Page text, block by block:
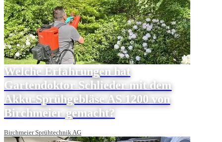
Welche Erfahrungen hat
Gartendoktor Schlieder mit dem
Akku-Sprühgebläse AS 1200 von
Birchmeier gemacht?
Birchmeier Sprühtechnik AG